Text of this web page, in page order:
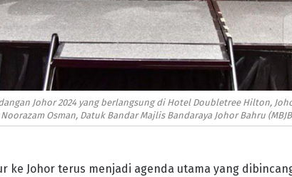
Johor 2024 yang berlangsung di Hotel Doubletree Hilton,
Osman, Datuk Bandar Majlis Bandaraya Johor Bahru
ke Johor terus menjadi agenda utama yang